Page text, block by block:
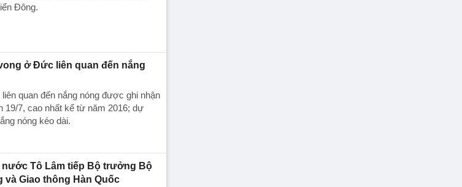
Đông.
ở Đức liên quan đến nắng
quan đến nắng nóng được ghi nhận
7, cao nhất kể từ năm 2016; dự
nóng kéo dài.
Tô Lâm tiếp Bộ trưởng Bộ
và Giao thông Hàn Quốc